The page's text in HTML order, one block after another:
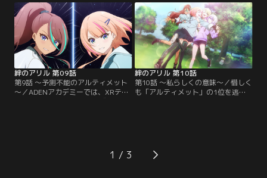
リスが実は謎めいた存在であること
に気が付く。ノエルの一声でクリス
について調べることにしたが、過去
の個人配信などを見ればみるほどま
すます謎は深まっていく。【提供：
バンダイチャンネル】
内に近付いてきている。一方でミラ
クは、依然としてランキングが伸び
悩んでいた。そんな中、ミラクたち
はADENから学内イベント「アルテ
ィメット」の話題に。【提供：バン
ダイチャンネル】
絆のアリル 第09話
第9話 ～予測不能のアルティメット
～／ADENアカデミーでは、XRテク
ノロジーコースの生徒が作成したレ
られる。ランキングを大幅にアップ
するチャンス！と意気込むミラクた
絆のアリル 第10話
第10話 ～私らしくの意味～／惜しく
も「アルティメット」の1位を逃し
自分がない人間」だとリズに一喝さ
れてしまう。ランキングが停滞した
1